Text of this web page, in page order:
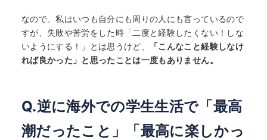
なので、私はいつも自分にも周りの人にも言っているので
すが、失敗や苦労をした時「二度と経験したくない！しな
いようにする！」とは思うけど、
「こんなこと経験しなけ
れば良かった」 と思ったことは一度もありません。
Q.逆に海外での学生生活で「最高
潮だったこと」「最高に楽しかっ